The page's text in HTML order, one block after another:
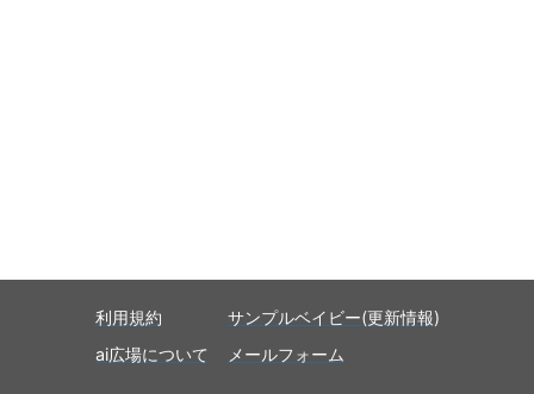
利用規約
ai広場について
サンプルベイビー(更新情報)
メールフォーム